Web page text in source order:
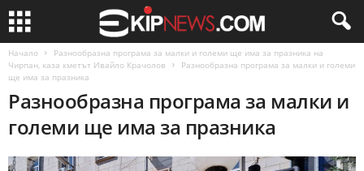
Начало
Разнообразна програма за малки и големи ще има за празника на
Чирпан, каза кметът Ивайло Крачолов
Разнообразна програма за малки и големи
ще има за празника
Разнообразна програма за малки и
големи ще има за празника